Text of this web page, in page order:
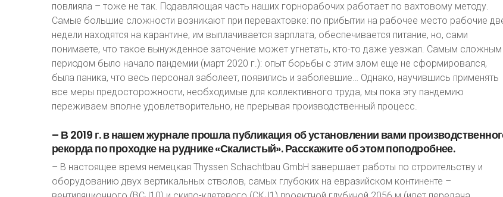
повлияла – тоже не так. Подавляющая часть наших горнорабочих работает по вахтовому методу.
Самые большие сложности возникают при перевахтовке: по прибытии на рабочее место рабочие
недели находятся на карантине, им выплачивается зарплата, обеспечивается питание, но, сами
понимаете, что такое вынужденное заточение может угнетать, кто-то даже уезжал. Самым сложным
периодом было начало пандемии (март 2020 г.): опыт борьбы с этим злом еще не сформировался,
была паника, что весь персонал заболеет, появились и заболевшие… Однако, научившись применять
все меры предосторожности, необходимые для коллективного труда, мы пока эту пандемию
переживаем вполне удовлетворительно, не прерывая производственный процесс.
– В2019 г.внашемжурналепрошлапубликацияобустановлении вами
рекордапопроходкенаруднике«Скалистый».Расскажитеобэтомпоподробнее.
– В настоящее время немецкая Thyssen Schachtbau GmbH завершает работы по строительству и
оборудованию двух вертикальных стволов, самых глубоких на евразийском континенте –